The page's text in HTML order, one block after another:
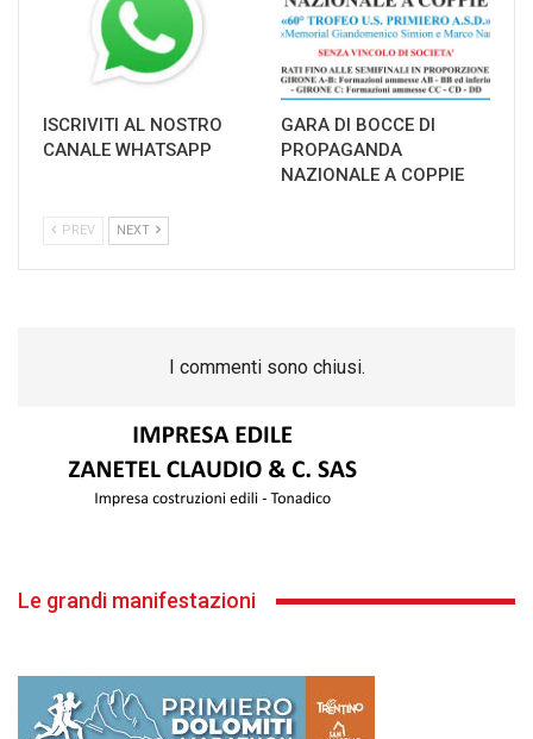
ISCRIVITI AL NOSTRO
CANALE WHATSAPP
GARA DI BOCCE DI
PROPAGANDA
NAZIONALE A COPPIE
PREV NEXT
I commenti sono chiusi.
Le grandi manifestazioni